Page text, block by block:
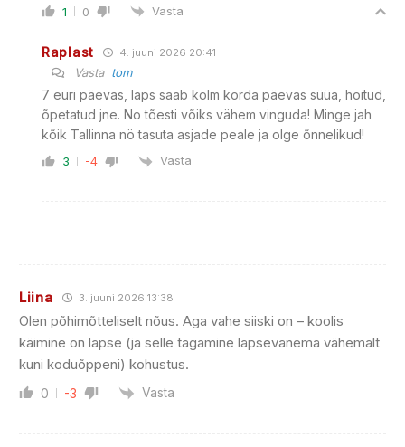
1 0 Vasta
Raplast 4. juuni 2026 20:41
Vasta tom
7 euri päevas, laps saab kolm korda päevas süüa, hoitud,
õpetatud jne. No tõesti võiks vähem vinguda! Minge jah
kõik Tallinna nö tasuta asjade peale ja olge õnnelikud!
3 -4 Vasta
Liina 3. juuni 2026 13:38
Olen põhimõtteliselt nõus. Aga vahe siiski on – koolis
käimine on lapse (ja selle tagamine lapsevanema vähemalt
kuni koduõppeni) kohustus.
0 -3 Vasta